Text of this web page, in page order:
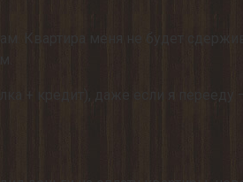
Квартира меня не будет
+ кредит), даже если я